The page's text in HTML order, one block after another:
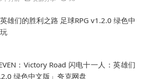
雄们的胜利之路 足球RPG v1.2.0 绿色中
解压即玩
：Victory Road 闪电十一人：英雄们
绿色中文版」夸克网盘